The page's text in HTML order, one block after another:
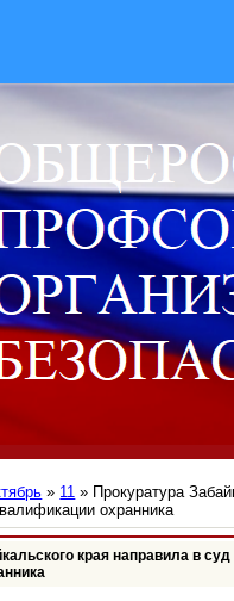
» 11 » Прокуратура
охранника
края направила в